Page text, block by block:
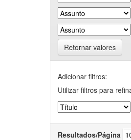
Retornar valores
Adicionar filtros:
Utilizar filtros para
Resultados/Página